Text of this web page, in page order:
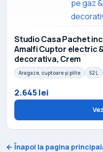
Studio Casa Pachet
Amalfi Cuptor electric
decorativa, Crem
Aragaze, cuptoare și plite 52 L
2.645 lei
← Înapoi la pagina